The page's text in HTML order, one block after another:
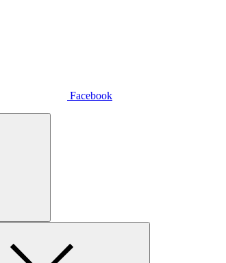
Facebook